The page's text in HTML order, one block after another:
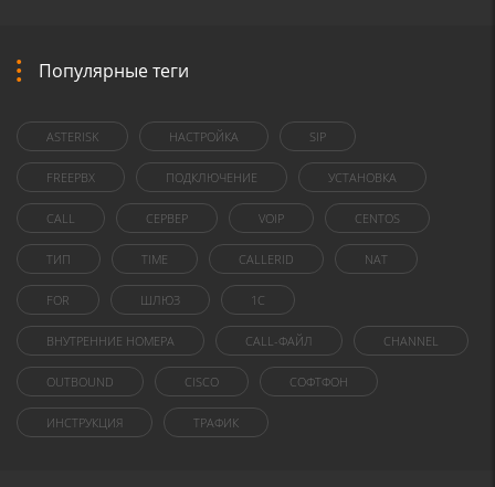
Популярные теги
ASTERISK НАСТРОЙКА SIP
FREEPBX ПОДКЛЮЧЕНИЕ УСТАНОВКА
CALL СЕРВЕР VOIP CENTOS
ТИП TIME CALLERID NAT
FOR ШЛЮЗ 1C
ВНУТРЕННИЕ НОМЕРА CALL-ФАЙЛ CHANNEL
OUTBOUND CISCO СОФТФОН
ИНСТРУКЦИЯ ТРАФИК